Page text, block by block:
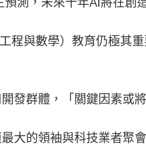
程與數學）教育仍極其
發群體，「關鍵因素或
大的領袖與科技業者聚